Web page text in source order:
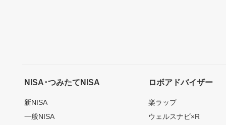
NISA･つみたてNISA
新NISA
一般NISA
ロボアドバイザー
楽ラップ
ウェルスナビ×R